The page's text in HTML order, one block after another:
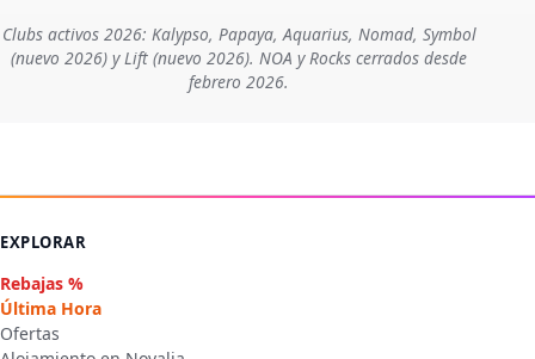
Clubs activos 2026: Kalypso, Papaya, Aquarius, Nomad, Symbol
(nuevo 2026) y Lift (nuevo 2026). NOA y Rocks cerrados desde
febrero 2026.
EXPLORAR
Rebajas %
Última Hora
Ofertas